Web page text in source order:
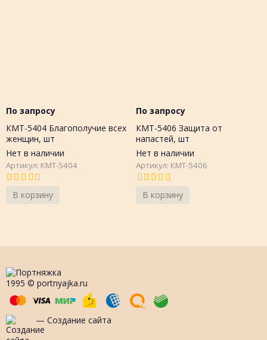
По запросу
КМТ-5404 Благополучие всех
женщин, шт
Нет в наличии
Артикул: КМТ-5404
В корзину
По запросу
КМТ-5406 Защита от
напастей, шт
Нет в наличии
Артикул: КМТ-5406
В корзину
1995 © portnyajka.ru
— Создание сайта